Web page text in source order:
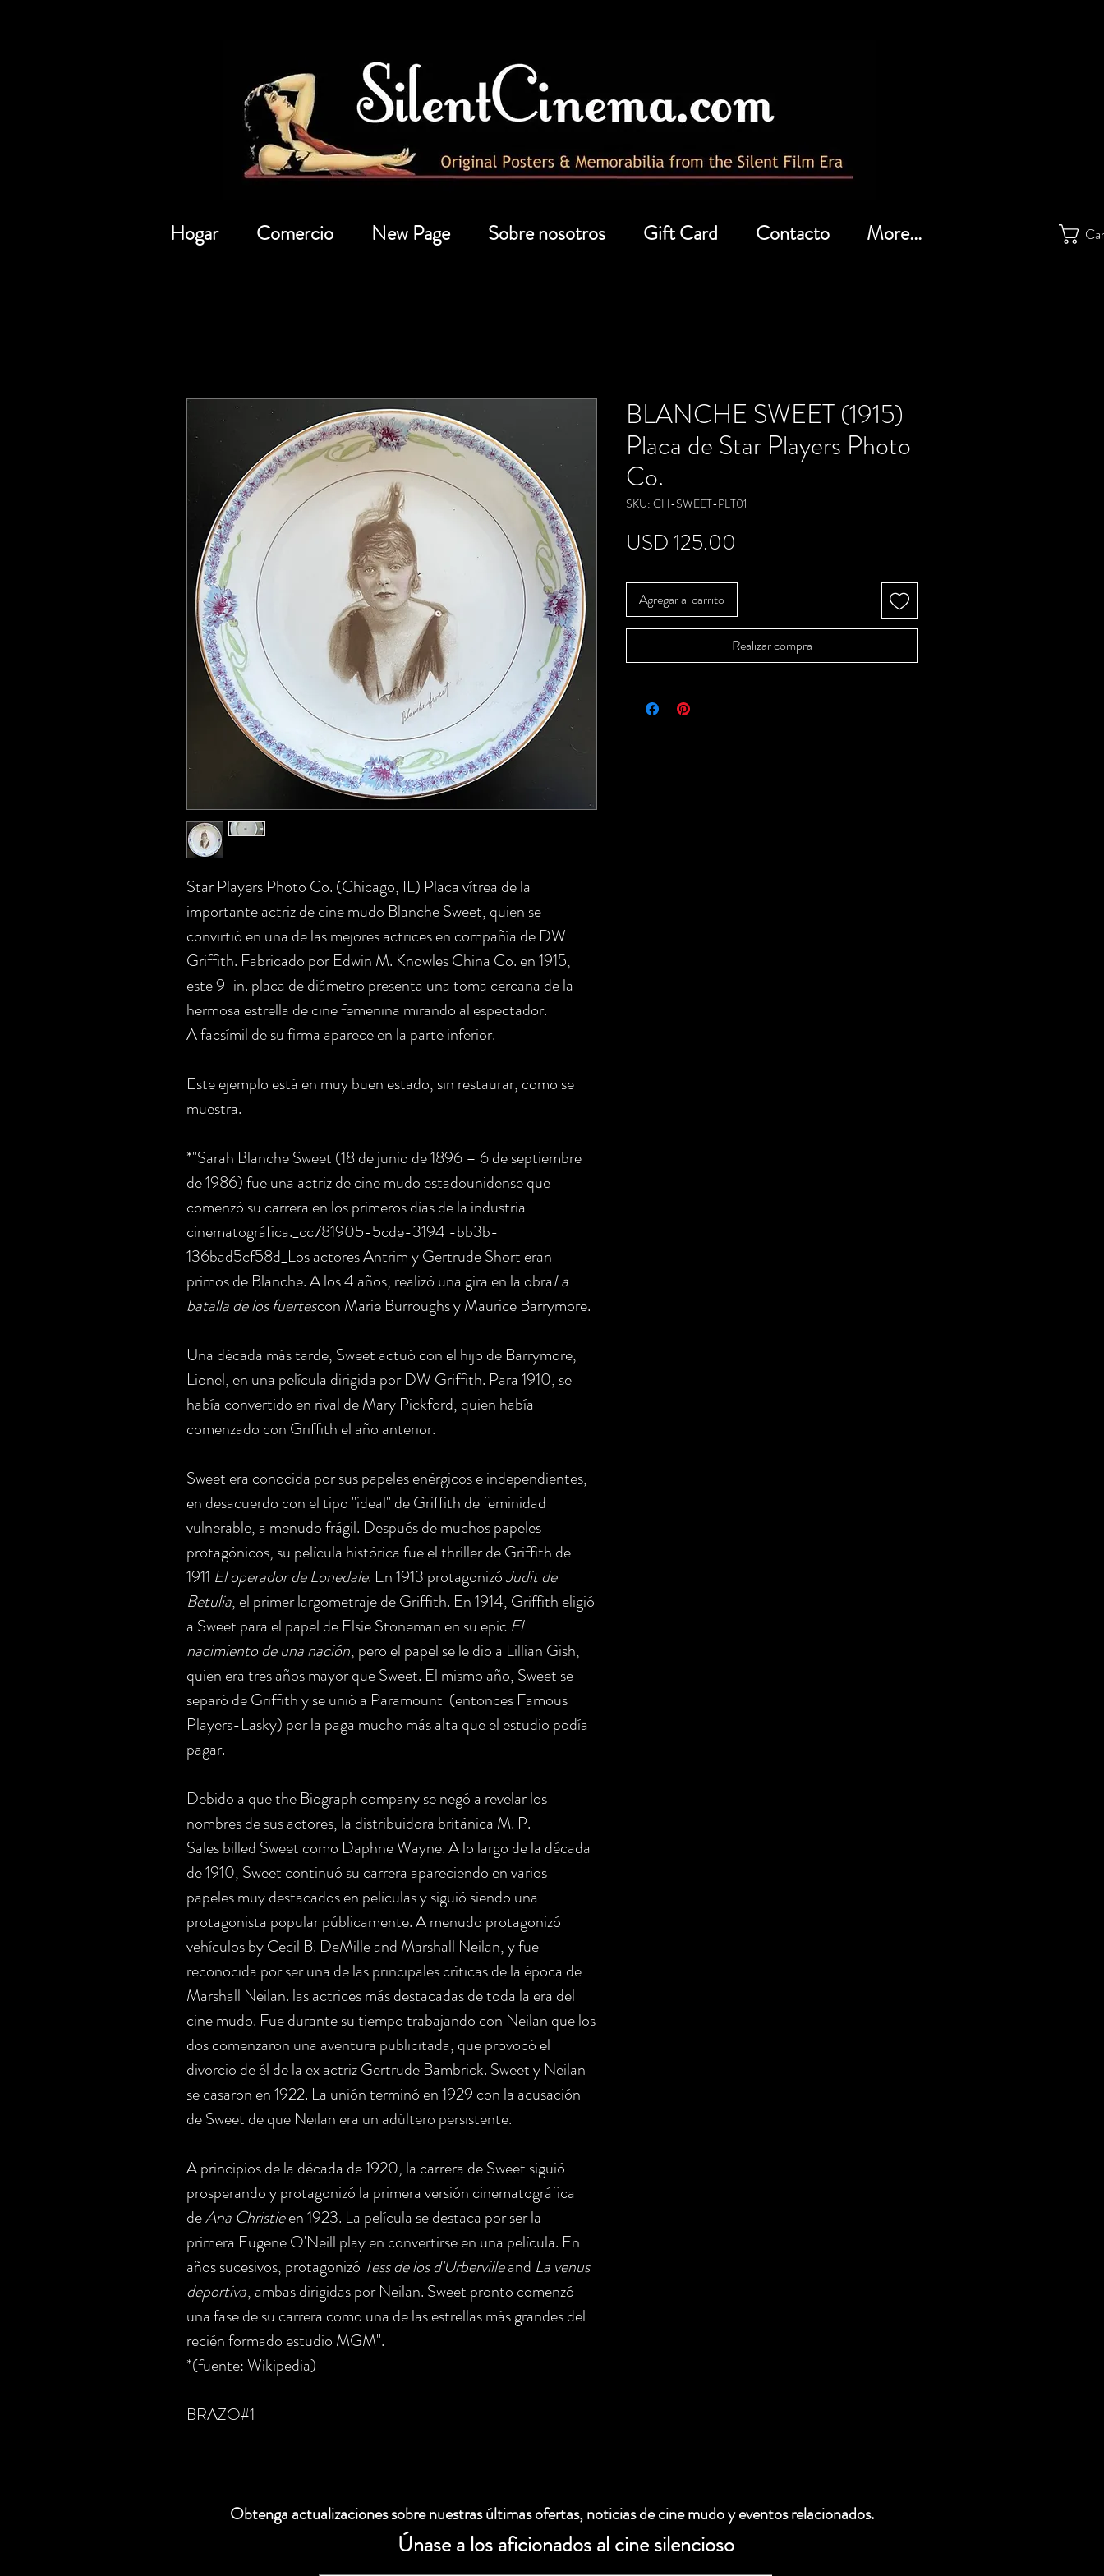
Hogar Comercio New Page Sobre nosotros Gift Card Contacto More...
Star Players Photo Co. (Chicago, IL) Placa vítrea de la
importante actriz de cine mudo Blanche Sweet, quien se
convirtió en una de las mejores actrices en compañía de DW
Griffith. Fabricado por Edwin M. Knowles China Co. en 1915,
este 9-in. placa de diámetro presenta una toma cercana de la
hermosa estrella de cine femenina mirando al espectador.
A facsímil de su firma aparece en la parte inferior.
Este ejemplo está en muy buen estado, sin restaurar, como se
muestra.
*"Sarah Blanche Sweet (18 de junio de 1896 – 6 de septiembre
de 1986) fue una actriz de cine mudo estadounidense que
comenzó su carrera en los primeros días de la industria
cinematográfica._cc781905-5cde-3194 -bb3b-
136bad5cf58d_Los actores Antrim y Gertrude Short eran
primos de Blanche. A los 4 años, realizó una gira en la obraLa
batalla de los fuertescon Marie Burroughs y Maurice Barrymore.
Una década más tarde, Sweet actuó con el hijo de Barrymore,
Lionel, en una película dirigida por DW Griffith. Para 1910, se
había convertido en rival de Mary Pickford, quien había
comenzado con Griffith el año anterior.
Sweet era conocida por sus papeles enérgicos e independientes,
en desacuerdo con el tipo "ideal" de Griffith de feminidad
vulnerable, a menudo frágil. Después de muchos papeles
protagónicos, su película histórica fue el thriller de Griffith de
1911 El operador de Lonedale. En 1913 protagonizóJudit de
Betulia, el primer largometraje de Griffith. En 1914, Griffith eligió
a Sweet para el papel de Elsie Stoneman en su epic El
nacimiento de una nación, pero el papel se le dio a Lillian Gish,
quien era tres años mayor que Sweet. El mismo año, Sweet se
separó de Griffith y se unió a Paramount (entonces Famous
Players-Lasky) por la paga mucho más alta que el estudio podía
pagar.
Debido a que the Biograph company se negó a revelar los
nombres de sus actores, la distribuidora británica M. P.
Sales billed Sweet como Daphne Wayne. A lo largo de la década
de 1910, Sweet continuó su carrera apareciendo en varios
papeles muy destacados en películas y siguió siendo una
protagonista popular públicamente. A menudo protagonizó
vehículos by Cecil B. DeMille and Marshall Neilan, y fue
reconocida por ser una de las principales críticas de la época de
Marshall Neilan. las actrices más destacadas de toda la era del
cine mudo. Fue durante su tiempo trabajando con Neilan que los
dos comenzaron una aventura publicitada, que provocó el
divorcio de él de la ex actriz Gertrude Bambrick. Sweet y Neilan
se casaron en 1922. La unión terminó en 1929 con la acusación
de Sweet de que Neilan era un adúltero persistente.
A principios de la década de 1920, la carrera de Sweet siguió
prosperando y protagonizó la primera versión cinematográfica
deAna Christieen 1923. La película se destaca por ser la
primera Eugene O'Neill play en convertirse en una película. En
años sucesivos, protagonizó Tess de los d'Urbervilleand La venus
deportiva, ambas dirigidas por Neilan. Sweet pronto comenzó
una fase de su carrera como una de las estrellas más grandes del
recién formado estudio MGM".
*(fuente: Wikipedia)
BRAZO#1
BLANCHE SWEET (1915)
Placa de Star Players Photo
Co.
SKU: CH-SWEET-PLT01
USD 125.00
Agregar al carrito
Realizar compra
Obtenga actualizaciones sobre nuestras últimas ofertas, noticias de cine mudo y eventos relacionados.
Únase a los aficionados al cine silencioso